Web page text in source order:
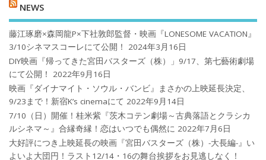
NEWS
藤江琢磨×森岡龍P×下社敦郎監督・映画『LONESOME VACATION』
3/10シネマスコーレにて公開！
2024年3月16日
DIY映画『帰ってきた宮田バスターズ（株）」9/17、第七藝術劇場
にて公開！
2022年9月16日
映画『ダイナマイト・ソウル・バンビ』まさかの上映延長決定、
9/23まで！新宿K’s cinemaにて 2022年9月14日
7/10（日）開催！桂米紫『茨木コテン劇場～古典落語とクラシカ
ルシネマ～』合縁奇縁！恋はいつでも偶然に 2022年7月6日
大好評につき上映延長の映画『宮田バスターズ（株）-大長編-』い
よいよ大団円！ラスト12/14・16の舞台挨拶をお見逃しなく！